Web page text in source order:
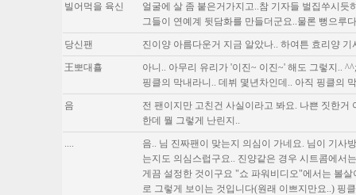
빌어먹을 육신
얼굴에 살 좀 붙은거가지고..참 기자들 벌집쑤시
그들이 연예계 뒷담화를 만들더군요..물론 뻥으루
당신팬 진이양 아름다운거 지금 알았나.. 하여튼 효리양
王뽀대횰
아니.. 아무리 유리가 '이진~ 이진~' 해도 그렇지..
핑클의 막내라니.. 데뷔 몇년차인데.. 아직 핑클의
음
전 팬이지만 고친건 사실이라고 봐요. 나쁜 짓한
한데 뭘 그렇게 난린지..
....
음.. 님 진짜팬이 맞는지 의심이 가네요. 님이 기사
는지도 의심스럽구요.. 진양같은 경우 시트콤에서
게끔 설정한 것이구요 "쇼 파워비디오"에서는 볼
로 그렇게 보이는 것입니다(원래 이쁘지만요..) 핑